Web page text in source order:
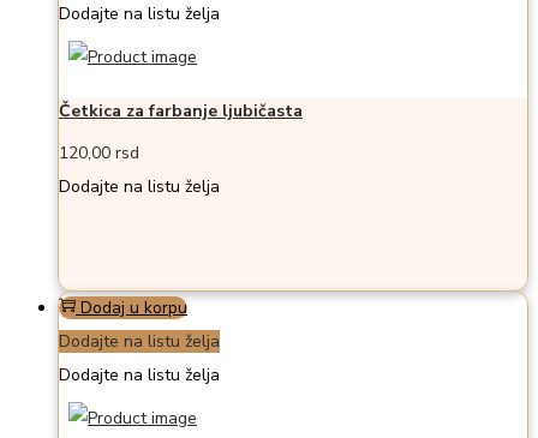
Dodajte na listu želja
Četkica za farbanje ljubičasta
120,00 rsd
Dodajte na listu želja
Dodaj u korpu
Dodajte na listu želja
Dodajte na listu želja